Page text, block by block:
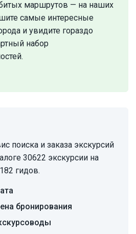
маршрутов — на наших
самые интересные
и увидите гораздо
набор
поиска и заказа экскурсий
30622 экскурсии на
гидов.
бронирования